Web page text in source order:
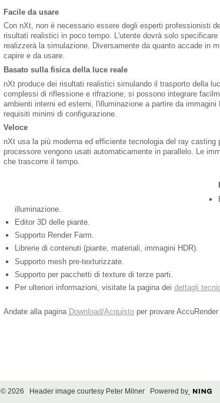
Facile da usare
Con nXt, non è necessario essere degli esperti professionisti
risultati realistici in poco tempo. L'utente dovrà solo
realizzerà la simulazione. Diversamente da quanto accade in
capire e da usare.
Basato sulla fisica della luce reale
nXt produce dei risultati realistici simulando il trasporto della
complessi di riflessione e rifrazione, si possono integrare
ambienti interni ed esterni, l'illuminazione a partire da
requisiti minimi di configurazione.
Veloce
nXt usa la più moderna ed efficiente tecnologia del ray
processore vengono usati automaticamente in parallelo. Le
che trascorre il tempo.
illuminazione.
Editor 3D delle piante.
Supporto Render Farm.
Librerie di contenuti (piante, materiali, immagini HDR).
Supporto mesh pre-texturizzate.
Supporto per pacchetti di texture di terze parti.
Per ulteriori informazioni, visitate la pagina deidettagli
Andate alla pagina Download/Acquistoper provare AccuRender
© 2026 Header image courtesy Peter Milner Powered by